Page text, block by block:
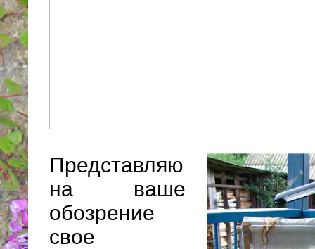
Представляю
на ваше
обозрение
свое